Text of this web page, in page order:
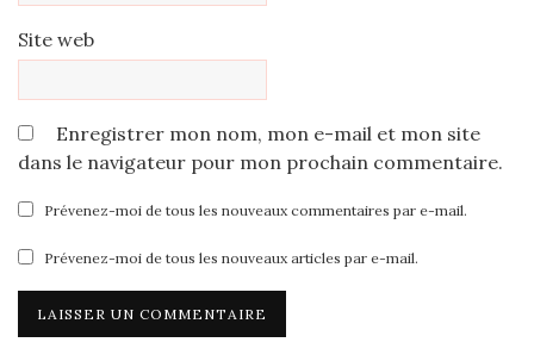
Site web
Enregistrer mon nom, mon e-mail et mon site
dans le navigateur pour mon prochain commentaire.
Prévenez-moi de tous les nouveaux commentaires par e-mail.
Prévenez-moi de tous les nouveaux articles par e-mail.